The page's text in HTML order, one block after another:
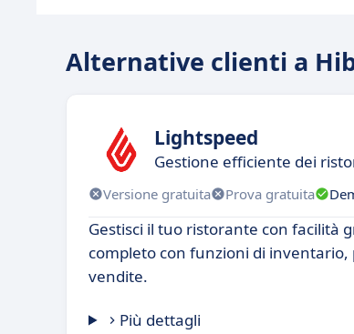
Alternative clienti a
Lightspeed
Gestione efficiente dei
Versione gratuita Prova gratuita
Gestisci il tuo ristorante con facilità
completo con funzioni di
vendite.
Più dettagli